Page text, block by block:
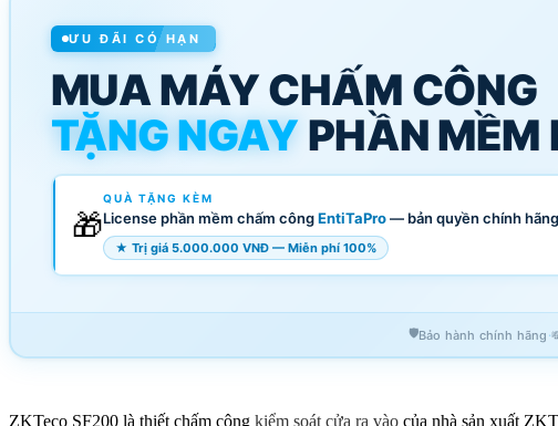
ƯU ĐÃI CÓ HẠN
MUA MÁY CHẤM CÔNG
TẶNG NGAYPHẦN MỀM
🎁
QUÀ TẶNG KÈM
License phần mềm chấm côngEntiTaPro— bản quyền chính hãng
★ Trị giá 5.000.000 VNĐ — Miễn phí 100%
🛡️Bảo hành chính hãng ·
ZKTeco SF200 là thiết chấm công kiểm soát cửa ra vào của nhà sản xuất